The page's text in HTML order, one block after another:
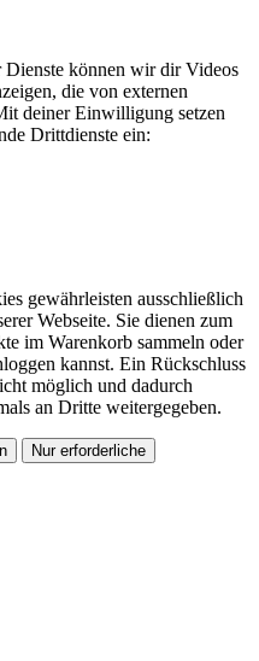
Dienste können wir dir Videos
die von externen
deiner Einwilligung setzen
Drittdienste ein:
gewährleisten ausschließlich
Webseite. Sie dienen zum
im Warenkorb sammeln oder
kannst. Ein Rückschluss
möglich und dadurch
an Dritte weitergegeben.
Nur erforderliche